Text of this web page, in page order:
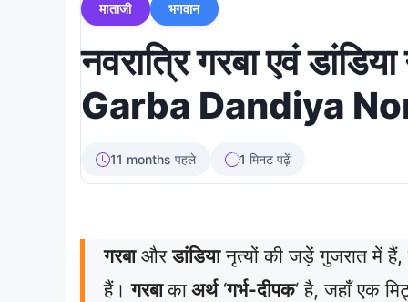
माताजी भगवान
नवरात्रि गरबा एवं
Garba Dandiya
11 months पहले 1 मिनट पढ़ें
गरबाऔरडांडियानृत्यों की जड़ें गुजरात में हैं,
हैं।गरबाका अर्थ‘गर्भ-दीपक‘ है, जहाँ एक